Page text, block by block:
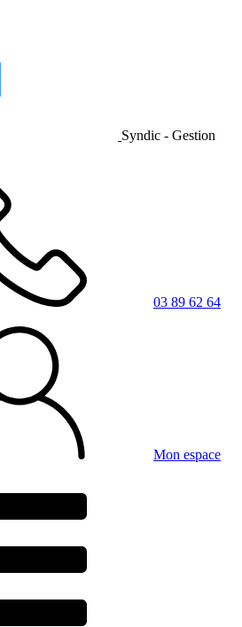
Syndic - Gestion
03 89 62 64
Mon espace